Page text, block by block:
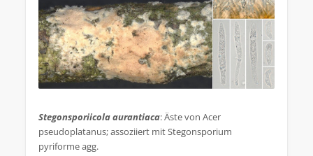
Stegonsporiicola aurantiaca: Äste von Acer
pseudoplatanus; assoziiert mit Stegonsporium
pyriforme agg.